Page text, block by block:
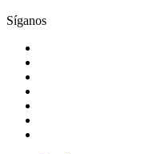
Síganos